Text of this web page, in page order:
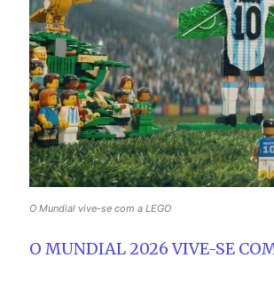
O Mundial vive-se com a LEGO
O MUNDIAL 2026 VIVE-SE